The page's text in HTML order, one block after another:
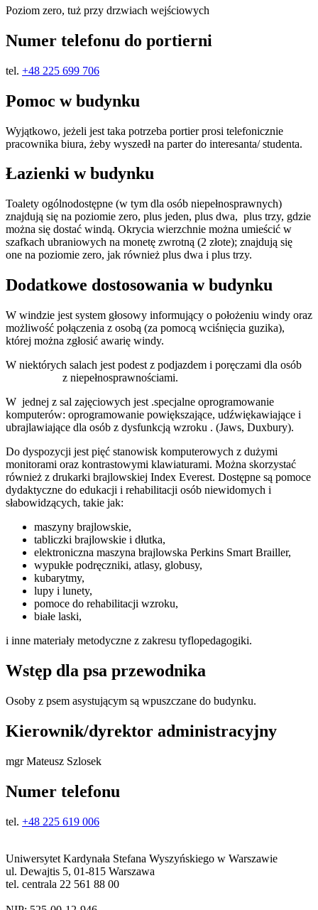
Poziom zero, tuż przy drzwiach wejściowych
Numer telefonu do portierni
tel. +48 225 699 706
Pomoc w budynku
Wyjątkowo, jeżeli jest taka potrzeba portier prosi telefonicznie
pracownika biura, żeby wyszedł na parter do interesanta/ studenta.
Łazienki w budynku
Toalety ogólnodostępne (w tym dla osób niepełnosprawnych)
znajdują się na poziomie zero, plus jeden, plus dwa, plus trzy, gdzie
można się dostać windą. Okrycia wierzchnie można umieścić w
szafkach ubraniowych na monetę zwrotną (2 złote); znajdują się
one na poziomie zero, jak również plus dwa i plus trzy.
Dodatkowe dostosowania w budynku
W windzie jest system głosowy informujący o położeniu windy oraz
możliwość połączenia z osobą (za pomocą wciśnięcia guzika),
której można zgłosić awarię windy.
W niektórych salach jest podest z podjazdem i poręczami dla osób
z niepełnosprawnościami.
W jednej z sal zajęciowych jest .specjalne oprogramowanie
komputerów: oprogramowanie powiększające, udźwiękawiające i
ubrajlawiające dla osób z dysfunkcją wzroku . (Jaws, Duxbury).
Do dyspozycji jest pięć stanowisk komputerowych z dużymi
monitorami oraz kontrastowymi klawiaturami. Można skorzystać
również z drukarki brajlowskiej Index Everest. Dostępne są pomoce
dydaktyczne do edukacji i rehabilitacji osób niewidomych i
słabowidzących, takie jak:
maszyny brajlowskie,
tabliczki brajlowskie i dłutka,
elektroniczna maszyna brajlowska Perkins Smart Brailler,
wypukłe podręczniki, atlasy, globusy,
kubarytmy,
lupy i lunety,
pomoce do rehabilitacji wzroku,
białe laski,
i inne materiały metodyczne z zakresu tyflopedagogiki.
Wstęp dla psa przewodnika
Osoby z psem asystującym są wpuszczane do budynku.
Kierownik/dyrektor administracyjny
mgr Mateusz Szlosek
Numer telefonu
tel. +48 225 619 006
Uniwersytet Kardynała Stefana Wyszyńskiego w Warszawie
ul. Dewajtis 5, 01-815 Warszawa
tel. centrala 22 561 88 00